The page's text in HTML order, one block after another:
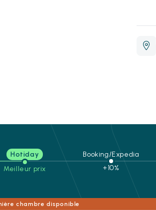
Hotiday
Meilleur prix
Booking/Expedia
+10%
chambre disponible